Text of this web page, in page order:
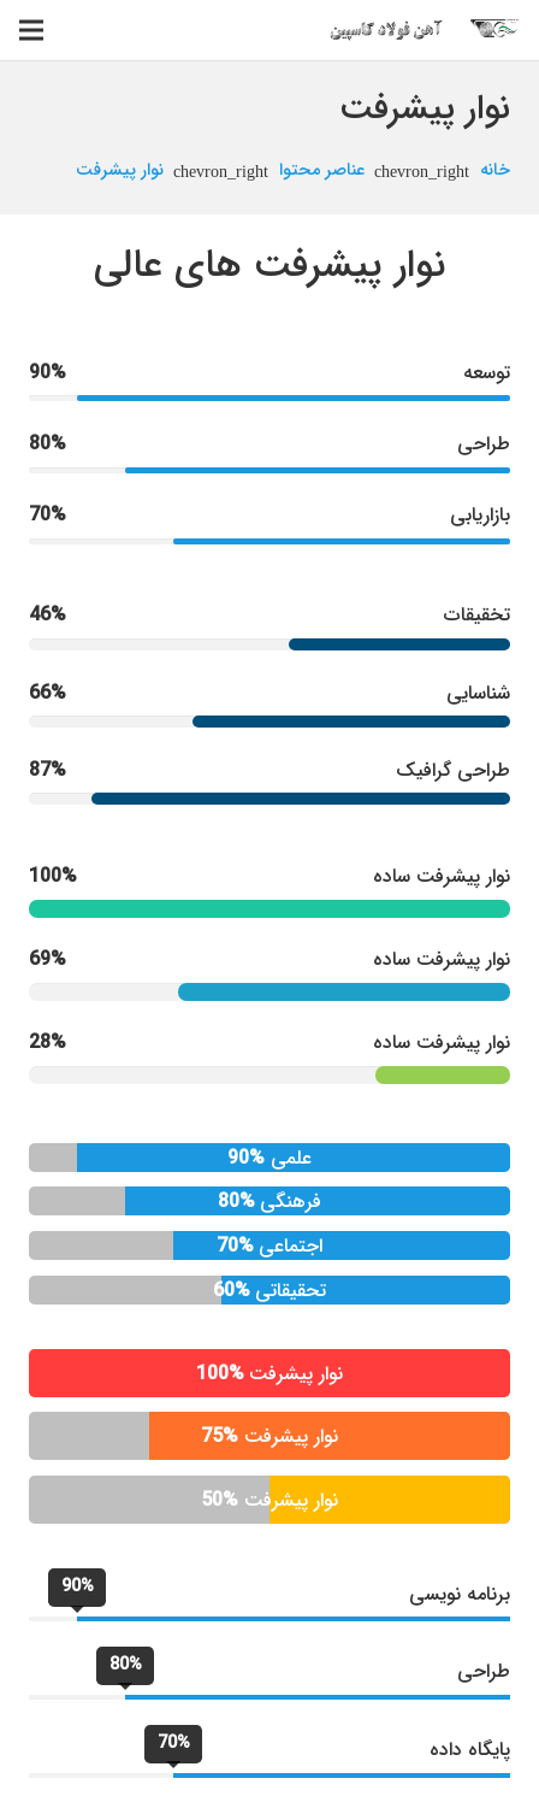
نوار پیشرفت
خانه chevron_right عناصر محتوا chevron_right نوار پیشرفت
نوار پیشرفت های عالی
توسعه 90%
طراحی 80%
بازاریابی 70%
تخقیقات 46%
شناسایی 66%
طراحی گرافیک 87%
نوار پیشرفت ساده 100%
نوار پیشرفت ساده 69%
نوار پیشرفت ساده 28%
علمی 90%
فرهنگی 80%
اجتماعی 70%
تحقیقاتی 60%
نوار پیشرفت 100%
نوار پیشرفت 75%
نوار پیشرفت 50%
برنامه نویسی 90%
طراحی 80%
پایگاه داده 70%